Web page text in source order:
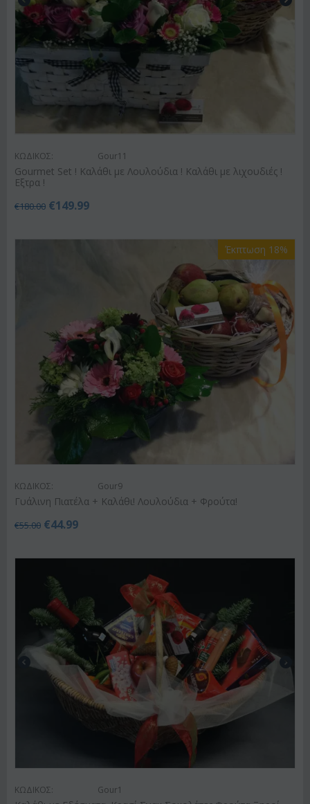
ΚΩΔΙΚΟΣ: Gour11
Gourmet Set ! Καλάθι με Λουλούδια ! Καλάθι με λιχουδιές !
Εξτρα !
€180.00 €149.99
Έκπτωση 18%
ΚΩΔΙΚΟΣ: Gour9
Γυάλινη Πιατέλα + Καλάθι! Λουλούδια + Φρούτα!
€55.00 €44.99
ΚΩΔΙΚΟΣ: Gour1